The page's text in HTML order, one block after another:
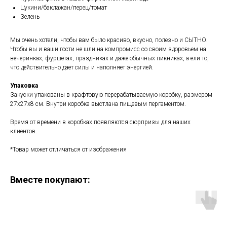
Цукини/баклажан/перец/томат
Зелень
Мы очень хотели, чтобы вам было красиво, вкусно, полезно и СЫТНО.
Чтобы вы и ваши гости не шли на компромисс со своим здоровьем на
вечеринках, фуршетах, праздниках и даже обычных пикниках, а ели то,
что действительно дает силы и наполняет энергией.
Упаковка
Закуски упакованы в крафтовую перерабатываемую коробку, размером
27х27х8 см. Внутри коробка выстлана пищевым пергаментом.
Время от времени в коробках появляются сюрпризы для наших
клиентов.
*Товар может отличаться от изображения
Вместе покупают: